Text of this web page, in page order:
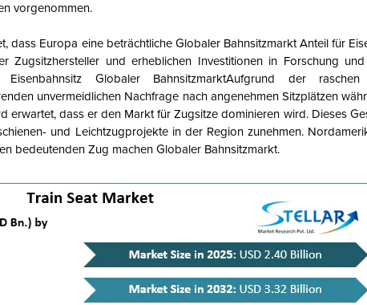
vorgenommen.
dass Europa eine beträchtliche Globaler BahnsitzmarktAnteil für
Zugsitzhersteller und erheblichen Investitionen in Forschung
Eisenbahnsitz Globaler BahnsitzmarktAufgrund der raschen
unvermeidlichen Nachfrage nach angenehmen Sitzplätzen
erwartet, dass er den Markt für Zugsitze dominieren wird. Dieses
und Leichtzugprojekte in der Region zunehmen.
bedeutenden Zug machen Globaler Bahnsitzmarkt.